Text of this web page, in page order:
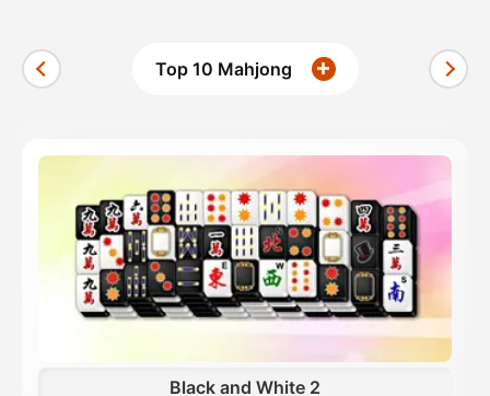
Top 10 Mahjong
Black and White 2